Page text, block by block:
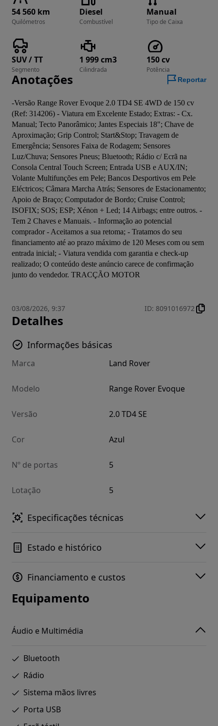
54 560 km
Quilómetros
Diesel
Combustível
Manual
Tipo de Caixa
SUV / TT
Segmento
1 999 cm3
Cilindrada
150 cv
Potência
Anotações Reportar
-Versão Range Rover Evoque 2.0 TD4 SE 4WD de 150 cv
(Ref: 314206) - Viatura em Excelente Estado; Extras: - Cx.
Manual; Tecto Panorâmico; Jantes Especiais 18"; Chave de
Aproximação; Grip Control; Start&Stop; Travagem de
Emergência; Sensores Faixa de Rodagem; Sensores
Luz/Chuva; Sensores Pneus; Bluetooth; Rádio c/ Ecrã na
Consola Central Touch Screen; Entrada USB e AUX/IN;
Volante Multifunções em Pele; Bancos Desportivos em Pele
Eléctricos; Câmara Marcha Atrás; Sensores de Estacionamento;
Apoio de Braço; Computador de Bordo; Cruise Control;
ISOFIX; SOS; ESP; Xénon + Led; 14 Airbags; entre outros. -
Tem 2 Chaves e Manuais. - Informação ao potencial
comprador - Aceitamos a sua retoma; - Tratamos do seu
financiamento até ao prazo máximo de 120 Meses com ou sem
entrada inicial; - Viatura vendida com garantia e check-up
realizado; O conteúdo deste anúncio carece de confirmação
junto do vendedor. TRACÇÃO MOTOR
03/08/2026, 9:37 ID: 8091016972
Detalhes
Informações básicas
Marca Land Rover
Modelo Range Rover Evoque
Versão 2.0 TD4 SE
Cor Azul
Nº de portas 5
Lotação 5
Especificações técnicas
Estado e histórico
Financiamento e custos
Equipamento
Áudio e Multimédia
Bluetooth
Rádio
Sistema mãos livres
Porta USB